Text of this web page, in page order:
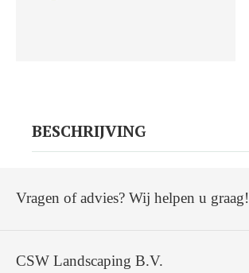
BESCHRIJVING
CSW Landscaping B.V.
Vragen of advies? Wij helpen u graag!